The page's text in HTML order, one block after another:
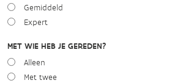
Gemiddeld
Expert
MET WIE HEB JE GEREDEN?
Alleen
Met twee